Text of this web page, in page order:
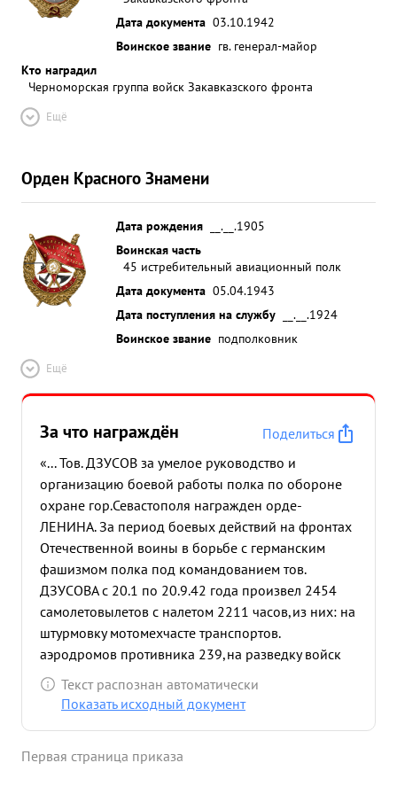
Дата документа 03.10.1942
Воинское звание гв. генерал-майор
Кто наградил
Черноморская группа войск Закавказского фронта
Ещё
Орден Красного Знамени
Дата рождения
__.__.1905
Воинская часть
45 истребительный авиационный полк
Дата документа 05.04.1943
Дата поступления на службу
__.__.1924
Воинское звание подполковник
Ещё
За что награждён
Поделиться
«... Тов. ДЗУСОВ за умелое руководство и
организацию боевой работы полка по обороне
охране гор.Севастополя награжден орде-
ЛЕНИНА. За период боевых действий на фронтах
Отечественной воины в борьбе с германским
фашизмом полка под командованием тов.
ДЗУСОВА с 20.1 по 20.9.42 года произвел 2454
самолетовылетов с налетом 2211 часов,из них: на
штурмовку мотомехчасте транспортов.
аэродромов противника 239,на разведку войск
противника- 443 ,сопровождение
бомбардировщиков - 291 ,на разведку погоды -9
прикрытие аэродромов - 262 прикрытие
Текст распознан автоматически
Показать исходный документ
Первая страница приказа